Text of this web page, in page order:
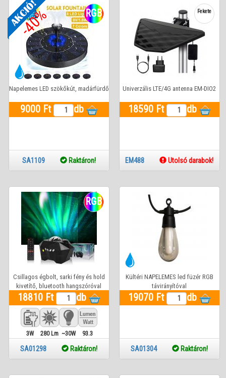
-40% RGB
Napelemes LED szökőkút, madárfürdő
9000 Ft db
SA1109 Raktáron!
Fekete
Univerzális LTE/4G antenna EM-DIO2
18590 Ft db
EM488 Utolsó darabok!
RGB
Csillagos égbolt, sarki fény és hold
kivetítő, bluetooth hangszóróval
18810 Ft db
3W 280 Lm ~30W 93.3
SA01298 Raktáron!
Kültéri NAPELEMES led füzér RGB
távirányítóval
19070 Ft db
SA01304 Raktáron!